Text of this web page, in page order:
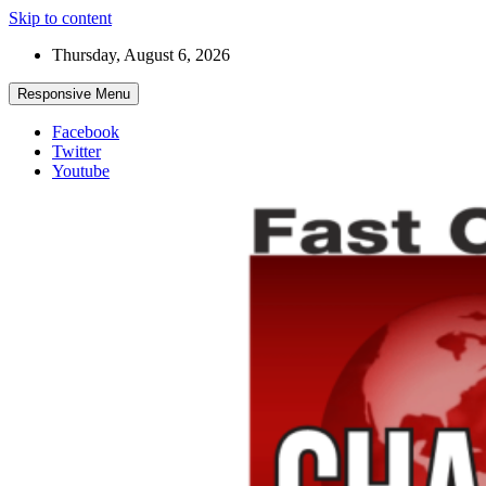
Skip to content
Thursday, August 6, 2026
Responsive Menu
Facebook
Twitter
Youtube